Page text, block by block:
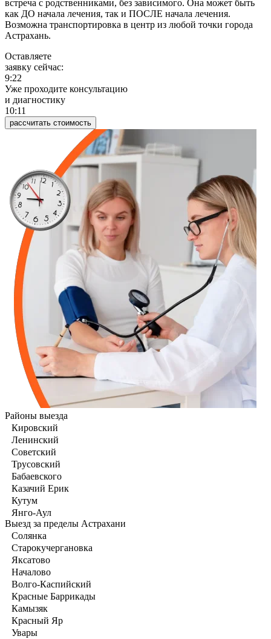
встреча с родственниками, без зависимого. Она может быть
как ДО начала лечения, так и ПОСЛЕ начала лечения.
Возможна транспортировка в центр из любой точки города
Астрахань.
Оставляете
заявку сейчас:
9:22
Уже проходите консультацию
и диагностику
10:11
рассчитать стоимость
Районы выезда
Кировский
Ленинский
Советский
Трусовский
Бабаевского
Казачий Ерик
Кутум
Янго-Аул
Выезд за пределы Астрахани
Солянка
Старокучергановка
Яксатово
Началово
Волго-Каспийский
Красные Баррикады
Камызяк
Красный Яр
Увары